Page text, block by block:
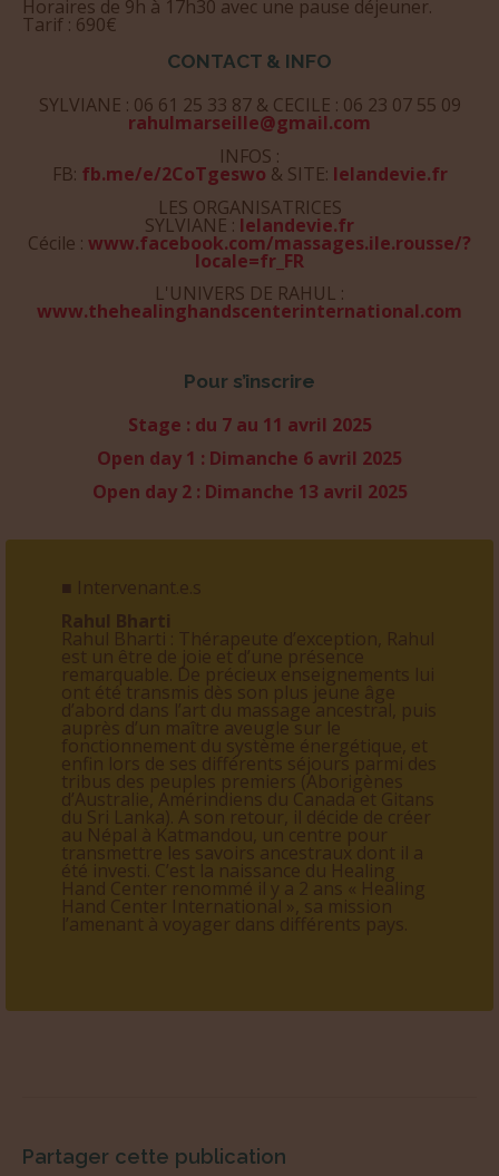
Horaires de 9h à 17h30 avec une pause déjeuner.
Tarif : 690€
CONTACT & INFO
SYLVIANE : 06 61 25 33 87 & CECILE : 06 23 07 55 09
rahulmarseille@gmail.com
INFOS :
FB: fb.me/e/2CoTgeswo & SITE: lelandevie.fr
LES ORGANISATRICES
SYLVIANE : lelandevie.fr
Cécile : www.facebook.com/massages.ile.rousse/?
locale=fr_FR
L'UNIVERS DE RAHUL :
www.thehealinghandscenterinternational.com
Pour s’inscrire
Stage : du 7 au 11 avril 2025
Open day 1 : Dimanche 6 avril 2025
Open day 2 : Dimanche 13 avril 2025
■ Intervenant.e.s
Rahul Bharti
Rahul Bharti : Thérapeute d’exception, Rahul
est un être de joie et d’une présence
remarquable. De précieux enseignements lui
ont été transmis dès son plus jeune âge
d’abord dans l’art du massage ancestral, puis
auprès d’un maître aveugle sur le
fonctionnement du système énergétique, et
enfin lors de ses différents séjours parmi des
tribus des peuples premiers (Aborigènes
d’Australie, Amérindiens du Canada et Gitans
du Sri Lanka). A son retour, il décide de créer
au Népal à Katmandou, un centre pour
transmettre les savoirs ancestraux dont il a
été investi. C’est la naissance du Healing
Hand Center renommé il y a 2 ans « Healing
Hand Center International », sa mission
l’amenant à voyager dans différents pays.
Partager cette publication